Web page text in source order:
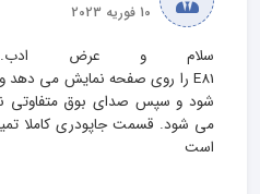
10 فوریه 2023
سلام و عرض ادب.
شود و سپس صدای بوق متفاوتی
می شود. قسمت جاپودری کاملا
است